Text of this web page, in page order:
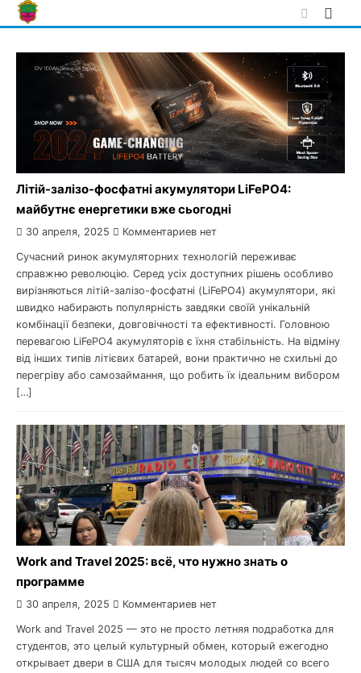
Skip
to
Літій-залізо-фосфатні акумулятори LiFePO4:
майбутнє енергетики вже сьогодні
30 апреля, 2025 Комментариев нет
Сучасний ринок акумуляторних технологій переживає
справжню революцію. Серед усіх доступних рішень особливо
вирізняються літій-залізо-фосфатні (LiFePO4) акумулятори, які
швидко набирають популярність завдяки своїй унікальній
комбінації безпеки, довговічності та ефективності. Головною
перевагою LiFePO4 акумуляторів є їхня стабільність. На відміну
від інших типів літієвих батарей, вони практично не схильні до
перегріву або самозаймання, що робить їх ідеальним вибором
[…]
Work and Travel 2025: всё, что нужно знать о
программе
30 апреля, 2025 Комментариев нет
Work and Travel 2025 — это не просто летняя подработка для
студентов, это целый культурный обмен, который ежегодно
открывает двери в США для тысяч молодых людей со всего